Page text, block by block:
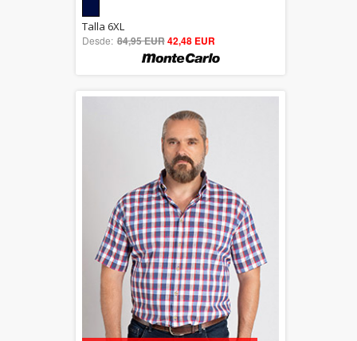
out of 5
Talla 6XL
Desde: 84,95 EUR42,48 EUR